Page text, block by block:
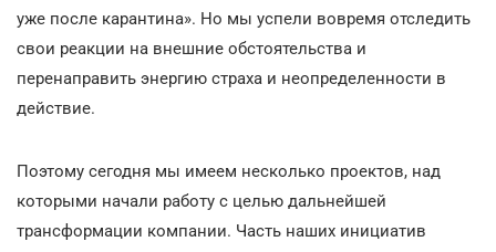
уже после карантина». Но мы успели вовремя отследить
свои реакции на внешние обстоятельства и
перенаправить энергию страха и неопределенности в
действие.
Поэтому сегодня мы имеем несколько проектов, над
которыми начали работу с целью дальнейшей
трансформации компании. Часть наших инициатив